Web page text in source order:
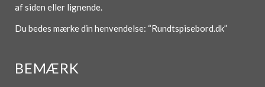
af siden eller lignende.
Du bedes mærke din henvendelse: “Rundtspisebord.dk”
BEMÆRK